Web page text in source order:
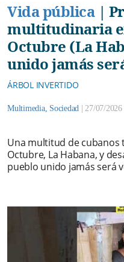
Vida pública|
multitudinaria
Octubre (La
unido jamás
ÁRBOL INVERTIDO
Multimedia, Sociedad | 27/07/
Una multitud de cubanos
Octubre, La Habana, y
pueblo unido jamás será